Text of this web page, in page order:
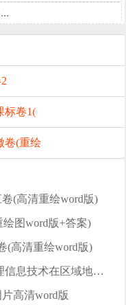
标卷1(
卷(重绘
(高清重绘word版)
图word版+答案)
(高清重绘word版)
2012年高考地理试题专题解析19 地理信息技术在区域地理环境研究中的应用
高清word版